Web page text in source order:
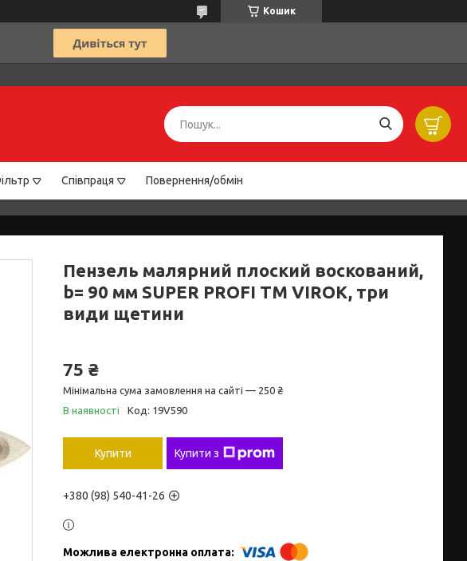
Кошик
Співпраця Повернення/обмін
Пензель малярний плоский воскований,
b= 90 мм SUPER PROFI TM VIROK, три
види щетини
75 ₴
Мінімальна сума замовлення на сайті — 250 ₴
В наявності
Код: 19V590
Купити Купити з
+380 (98) 540-41-26